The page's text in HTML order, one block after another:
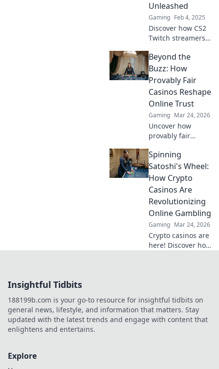
Unleashed
Gaming Feb 4, 2025
Discover how CS2
Twitch streamers
gaming world by
storm! Dive into
their rise and the
secrets behind
their success.
Beyond the
Buzz: How
Provably Fair
Casinos Reshape
Online Trust
Gaming Mar 24, 2026
Uncover how
provably fair
revolutionizing
online trust.
Explore
transparency,
security, and a
new era of
iGaming.
Spinning
Satoshi's Wheel:
How Crypto
Casinos Are
Revolutionizing
Online Gambling
Gaming Mar 24, 2026
Crypto casinos are
here! Discover how
games.
Insightful Tidbits
188199b.com is your go-to resource for insightful tidbits on
general news, lifestyle, and information that matters. Stay
updated with the latest trends and engage with content that
enlightens and entertains.
Explore